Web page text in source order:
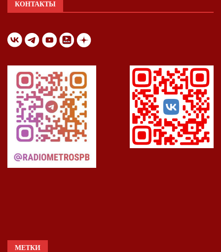
КОНТАКТЫ
МЕТКИ